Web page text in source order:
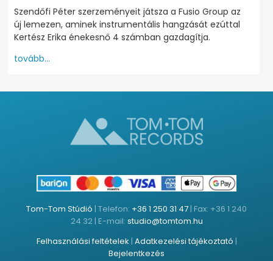
Szendőfi Péter szerzeményeit játsza a Fusio Group az
új lemezen, aminek instrumentális hangzását ezúttal
Kertész Erika énekesnő 4 számban gazdagítja.
tovább...
Tom-Tom Stúdió | Telefon: +36 1 250 31 47 | Fax: +36 1 240
24 32 | E-mail: studio@tomtom.hu
Felhasználási feltételek | Adatkezelési tájékoztató |
Bejelentkezés